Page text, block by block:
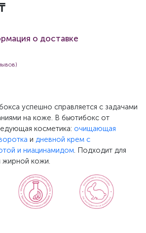
о доставке
успешно справляется с задачами
на коже. В бьютибокс от
косметика: очищающая
и дневной крем с
и ниацинамидом. Подходит для
жирной кожи.